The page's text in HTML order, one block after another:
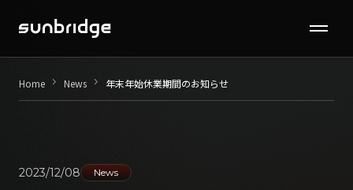
Seminar / Contents
Company
Home keyboard_arrow_right News keyboard_arrow_right 年末年始休業期間のお知らせ
2023/12/08 News